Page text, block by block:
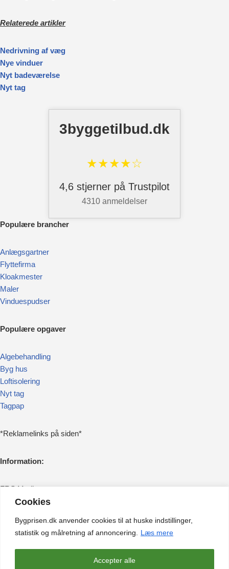
Cookies
Bygprisen.dk anvender cookies til at huske indstillinger,
statistik og målretning af annoncering.
Læs mere
Accepter alle
Relaterede artikler
Nedrivning af væg
Nye vinduer
Nyt badeværelse
Nyt tag
3byggetilbud.dk
★★★★☆
4,6 stjerner på Trustpilot
4310 anmeldelser
Populære brancher
Anlægsgartner
Flyttefirma
Kloakmester
Maler
Vinduespudser
Populære opgaver
Algebehandling
Byg hus
Loftisolering
Nyt tag
Tagpap
*Reklamelinks på siden*
Information:
FRS Media
Jyllandsgade 16, 1. 8
43275690
kontakt@bygprisen.dk
Cookie- og privatlivspolitik